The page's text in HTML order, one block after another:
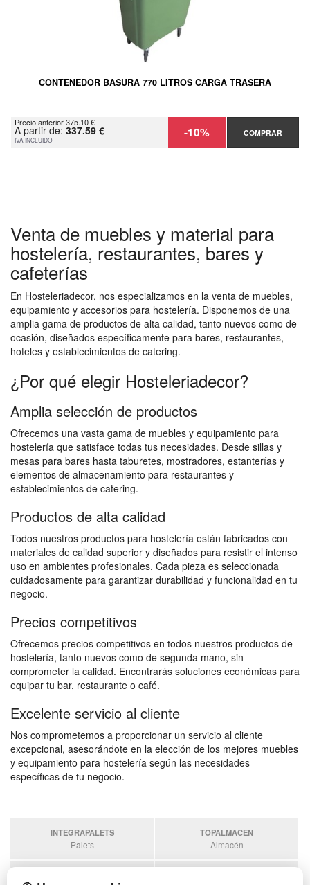
CONTENEDOR BASURA 770 LITROS CARGA TRASERA
Precio anterior 375.10 €
A partir de: 337.59 €
IVA INCLUIDO -10% COMPRAR
Venta de muebles y material para
hostelería, restaurantes, bares y
cafeterías
En Hosteleriadecor, nos especializamos en la venta de muebles,
equipamiento y accesorios para hostelería. Disponemos de una
amplia gama de productos de alta calidad, tanto nuevos como de
ocasión, diseñados específicamente para bares, restaurantes,
hoteles y establecimientos de catering.
¿Por qué elegir Hosteleriadecor?
Amplia selección de productos
Ofrecemos una vasta gama de muebles y equipamiento para
hostelería que satisface todas tus necesidades. Desde sillas y
mesas para bares hasta taburetes, mostradores, estanterías y
elementos de almacenamiento para restaurantes y
establecimientos de catering.
Productos de alta calidad
Todos nuestros productos para hostelería están fabricados con
materiales de calidad superior y diseñados para resistir el intenso
uso en ambientes profesionales. Cada pieza es seleccionada
cuidadosamente para garantizar durabilidad y funcionalidad en tu
negocio.
Precios competitivos
Ofrecemos precios competitivos en todos nuestros productos de
hostelería, tanto nuevos como de segunda mano, sin
comprometer la calidad. Encontrarás soluciones económicas para
equipar tu bar, restaurante o café.
Excelente servicio al cliente
Nos comprometemos a proporcionar un servicio al cliente
excepcional, asesorándote en la elección de los mejores muebles
y equipamiento para hostelería según las necesidades
específicas de tu negocio.
INTEGRAPALETS
Palets
TOPALMACEN
Almacén